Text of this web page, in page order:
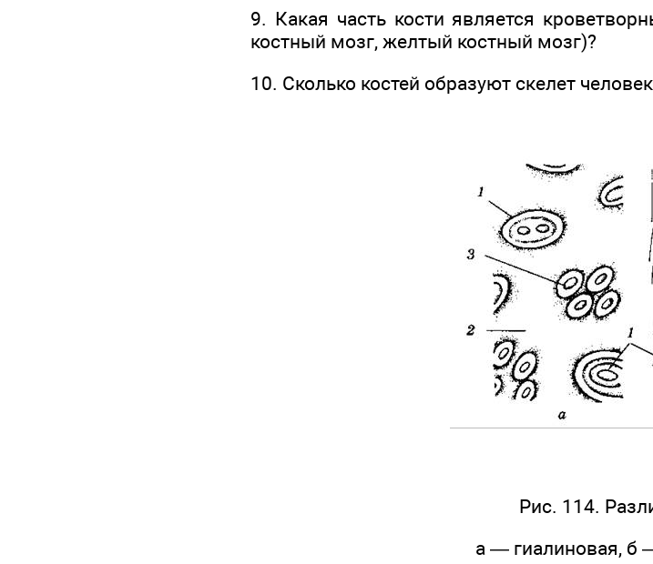
9. Какая часть кости является
костный мозг, желтый костный мозг)?
10. Сколько костей образуют скелет
Рис. 114.
а — гиалиновая, б